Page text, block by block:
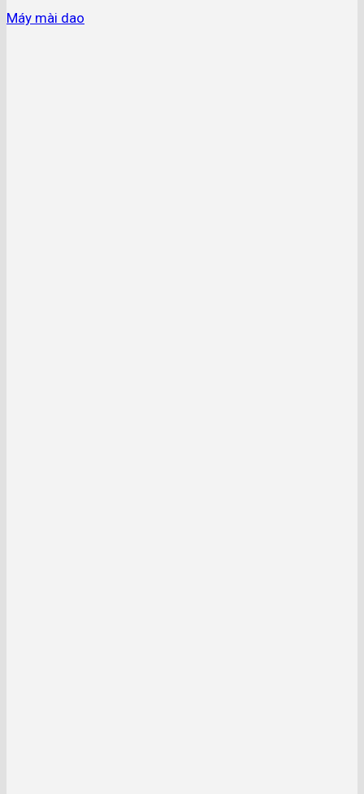
Máy mài dao